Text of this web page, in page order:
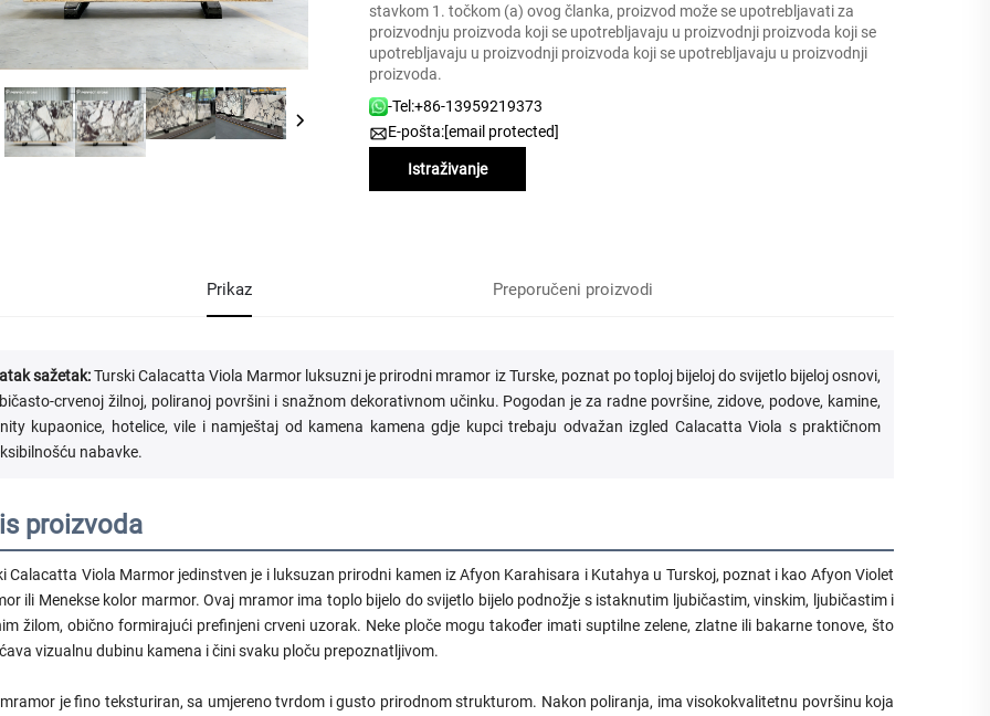
stavkom 1. točkom (a) ovog članka, proizvod može se upotrebljavati za
proizvodnju proizvoda koji se upotrebljavaju u proizvodnji proizvoda koji se
upotrebljavaju u proizvodnji proizvoda koji se upotrebljavaju u proizvodnji
proizvoda.
-Tel:+86-13959219373
E-pošta:[email protected]
Istraživanje
Prikaz Preporučeni proizvodi
sažetak:Turski Calacatta Viola Marmor luksuzni je prirodni mramor iz Turske, poznat po toploj bijeloj do svijetlo bijeloj osnovi,
crvenoj žilnoj, poliranoj površini i snažnom dekorativnom učinku. Pogodan je za radne površine, zidove, podove, kamine,
kupaonice, hotelice, vile i namještaj od kamena kamena gdje kupci trebaju odvažan izgled Calacatta Viola s praktičnom
nabavke.
proizvoda
Calacatta Viola Marmor jedinstven je i luksuzan prirodni kamen iz Afyon Karahisara i Kutahya u Turskoj, poznat i kao Afyon Violet
ili Menekse kolor marmor. Ovaj mramor ima toplo bijelo do svijetlo bijelo podnožje s istaknutim ljubičastim, vinskim, ljubičastim i
žilom, obično formirajući prefinjeni crveni uzorak. Neke ploče mogu također imati suptilne zelene, zlatne ili bakarne tonove, što
vizualnu dubinu kamena i čini svaku ploču prepoznatljivom.
je fino teksturiran, sa umjereno tvrdom i gusto prirodnom strukturom. Nakon poliranja, ima visokokvalitetnu površinu koja